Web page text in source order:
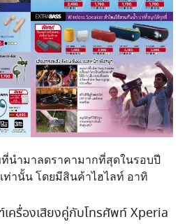
นำมาลดราคามากที่สุดในรอบปี
ท่านั้น โดยมีสินค้าไฮไลท์ อาทิ
ครื่องเสียงคู่กับโทรศัพท์ Xperia